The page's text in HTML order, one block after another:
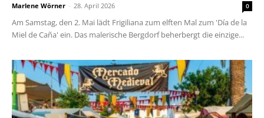
Marlene Wörner - 28. April 2026 0
Am Samstag, den 2. Mai lädt Frigiliana zum elften Mal zum 'Día de la
Miel de Caña' ein. Das malerische Bergdorf beherbergt die einzige...